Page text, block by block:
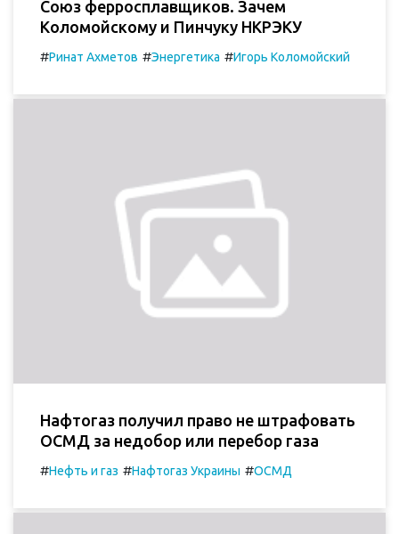
Союз ферросплавщиков. Зачем
Коломойскому и Пинчуку НКРЭКУ
#Ринат Ахметов #Энергетика #Игорь Коломойский
Нафтогаз получил право не штрафовать
ОСМД за недобор или перебор газа
#Нефть и газ #Нафтогаз Украины #ОСМД